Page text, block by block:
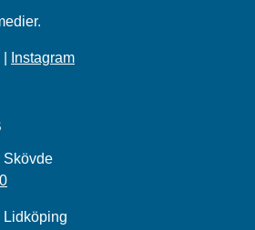
Instagram
Skövde
Lidköping